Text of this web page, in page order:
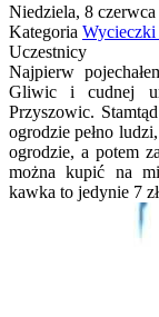
Niedziela, 8 czerwca
Kategoria Wycieczki
Uczestnicy
Najpierw
Gliwic i cudnej
Przyszowic.
ogrodzie pełno
ogrodzie, a potem
można kupić na
kawka to jedynie 7